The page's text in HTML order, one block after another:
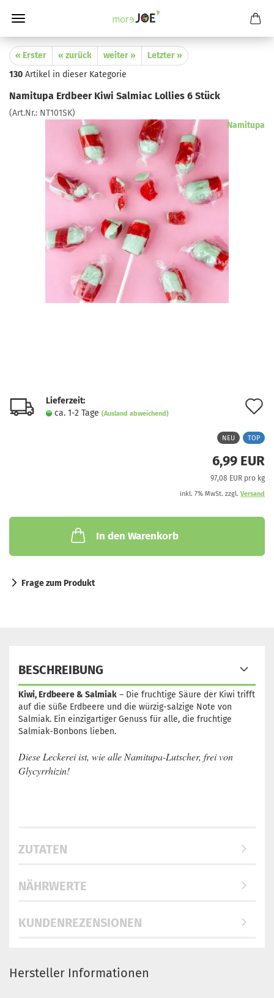
« Erster « zurück weiter »
Letzter »
130 Artikel in dieser Kategorie
Namitupa Erdbeer Kiwi Salmiac Lollies 6 Stück
(Art.Nr.: NT101SK)
Namitupa
Lieferzeit:
ca. 1-2 Tage (Ausland abweichend)
NEU TOP
6,99 EUR
97,08 EUR pro kg
inkl. 7% MwSt. zzgl. Versand
In den Warenkorb
Frage zum Produkt
BESCHREIBUNG
Kiwi, Erdbeere & Salmiak – Die fruchtige Säure der Kiwi trifft
auf die süße Erdbeere und die würzig-salzige Note von
Salmiak. Ein einzigartiger Genuss für alle, die fruchtige
Salmiak-Bonbons lieben.
Diese Leckerei ist, wie alle Namitupa-Lutscher, frei von
Glycyrrhizin!
ZUTATEN
NÄHRWERTE
KUNDENREZENSIONEN
Hersteller Informationen